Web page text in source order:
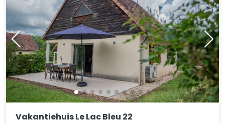
Vakantiehuis Le Lac Bleu 22